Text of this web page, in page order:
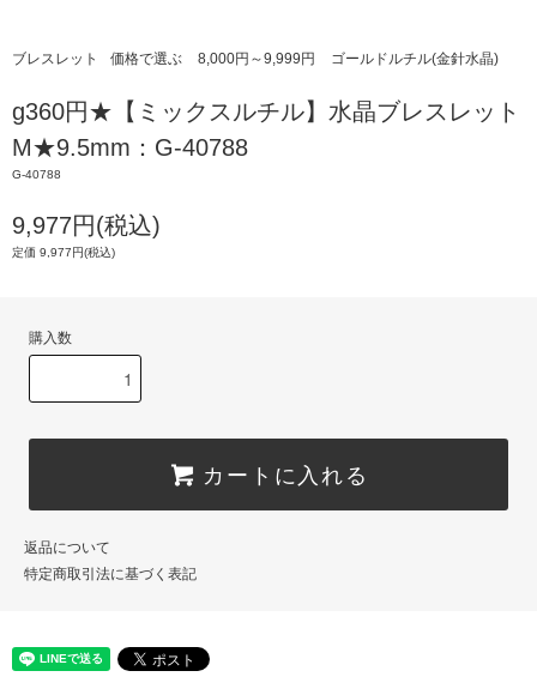
ブレスレット 価格で選ぶ 8,000円～9,999円 ゴールドルチル(金針水晶)
g360円★【ミックスルチル】水晶ブレスレット
M★9.5mm：G-40788
G-40788
9,977円(税込)
定価 9,977円(税込)
購入数
カートに入れる
返品について
特定商取引法に基づく表記